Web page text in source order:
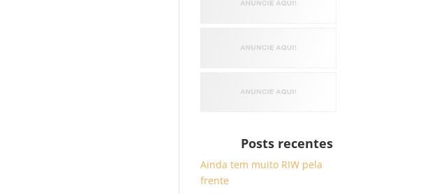
Posts recentes
Ainda tem muito RIW pela
frente